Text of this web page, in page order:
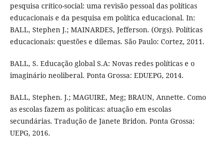
pesquisa crítico-social: uma revisão pessoal das políticas
educacionais e da pesquisa em política educacional. In:
BALL, Stephen J.; MAINARDES, Jefferson. (Orgs). Políticas
educacionais: questões e dilemas. São Paulo: Cortez, 2011.
BALL, S. Educação global S.A: Novas redes políticas e o
imaginário neoliberal. Ponta Grossa: EDUEPG, 2014.
BALL, Stephen. J.; MAGUIRE, Meg; BRAUN, Annette. Como
as escolas fazem as políticas: atuação em escolas
secundárias. Tradução de Janete Bridon. Ponta Grossa:
UEPG, 2016.